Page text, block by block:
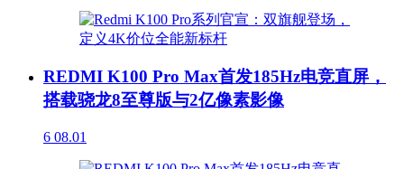
REDMI K100 Pro Max首发185Hz电竞直屏，
搭载骁龙8至尊版与2亿像素影像
6 08.01